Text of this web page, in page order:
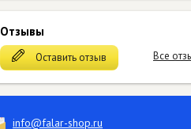
Отзывы
Оставить отзыв Все
info@falar-shop.ru